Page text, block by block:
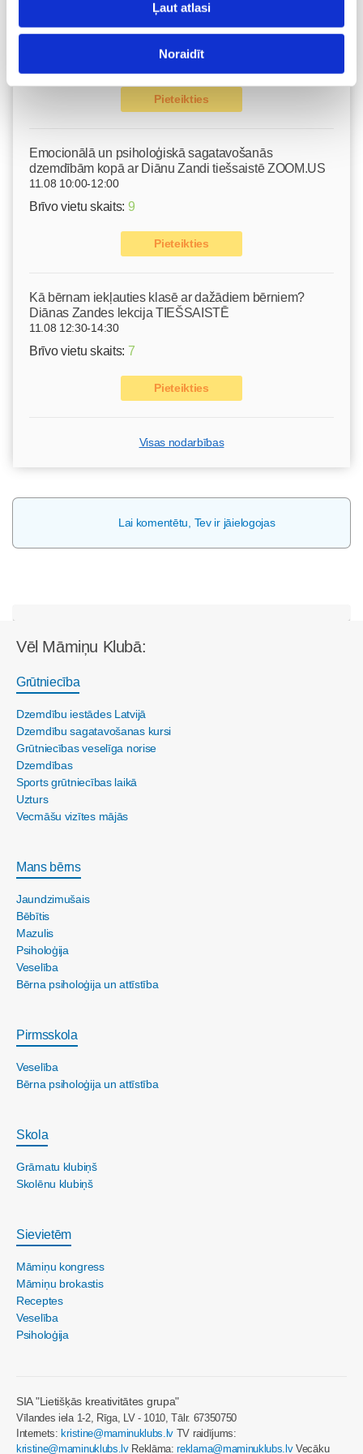
Ļaut atlasi
Noraidīt
Ķermeņa masāža
10.08 11:30-15:30
Pieteikties
Emocionālā un psiholoģiskā sagatavošanās
dzemdībām kopā ar Diānu Zandi tiešsaistē ZOOM.US
11.08 10:00-12:00
Brīvo vietu skaits: 9
Pieteikties
Kā bērnam iekļauties klasē ar dažādiem bērniem?
Diānas Zandes lekcija TIEŠSAISTĒ
11.08 12:30-14:30
Brīvo vietu skaits: 7
Pieteikties
Visas nodarbības
Lai komentētu, Tev ir jāielogojas
Vēl Māmiņu Klubā:
Grūtniecība
Dzemdību iestādes Latvijā
Dzemdību sagatavošanas kursi
Grūtniecības veselīga norise
Dzemdības
Sports grūtniecības laikā
Uzturs
Vecmāšu vizītes mājās
Mans bērns
Jaundzimušais
Bēbītis
Mazulis
Psiholoģija
Veselība
Bērna psiholoģija un attīstība
Pirmsskola
Veselība
Bērna psiholoģija un attīstība
Skola
Grāmatu klubiņš
Skolēnu klubiņš
Sievietēm
Māmiņu kongress
Māmiņu brokastis
Receptes
Veselība
Psiholoģija
SIA "Lietišķās kreativitātes grupa"
Vīlandes iela 1-2, Rīga, LV - 1010, Tālr. 67350750
Internets:kristine@maminuklubs.lv TV raidījums:
kristine@maminuklubs.lvReklāma:reklama@maminuklubs.lvVecāku